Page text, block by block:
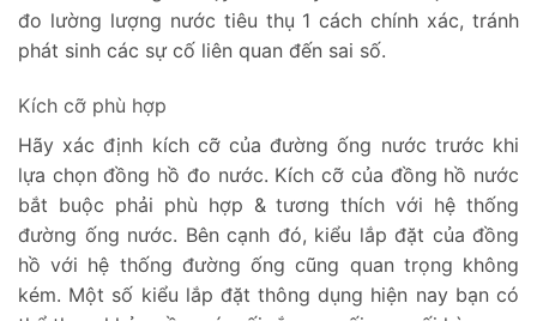
đo lường lượng nước tiêu thụ 1 cách chính xác, tránh
phát sinh các sự cố liên quan đến sai số.
Kích cỡ phù hợp
Hãy xác định kích cỡ của đường ống nước trước khi
lựa chọn đồng hồ đo nước. Kích cỡ của đồng hồ nước
bắt buộc phải phù hợp & tương thích với hệ thống
đường ống nước. Bên cạnh đó, kiểu lắp đặt của đồng
hồ với hệ thống đường ống cũng quan trọng không
kém. Một số kiểu lắp đặt thông dụng hiện nay bạn có